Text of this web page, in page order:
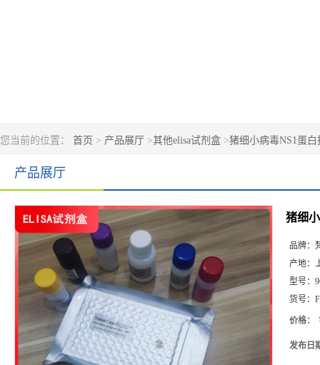
您当前的位置： 首页 > 产品展厅 >其他elisa试剂盒 >猪细小病毒NS1蛋白
产品展厅
猪细
品牌：
产地：
型号：
货号：
价格：
发布日